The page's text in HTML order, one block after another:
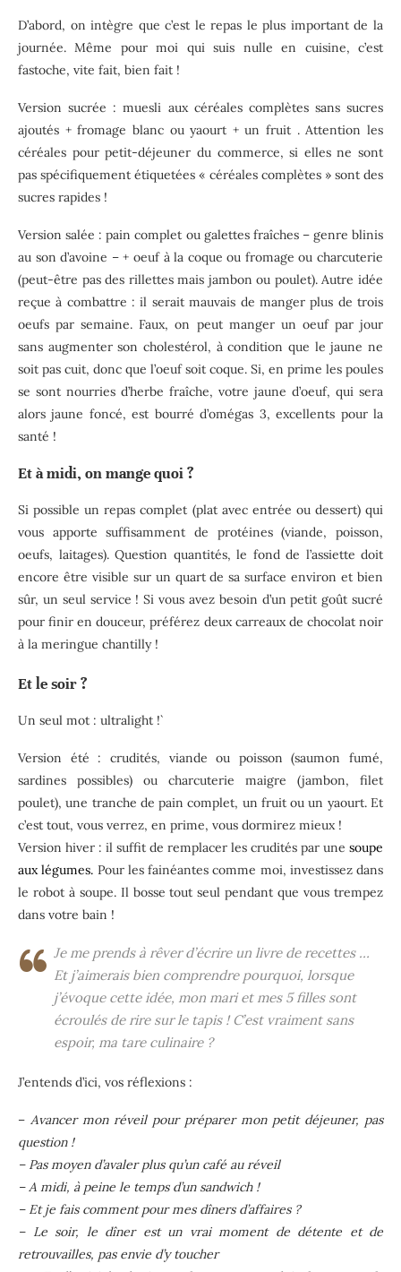
D’abord, on intègre que c’est le repas le plus important de la
journée. Même pour moi qui suis nulle en cuisine, c’est
fastoche, vite fait, bien fait !
Version sucrée : muesli aux céréales complètes sans sucres
ajoutés + fromage blanc ou yaourt + un fruit . Attention les
céréales pour petit-déjeuner du commerce, si elles ne sont
pas spécifiquement étiquetées « céréales complètes » sont des
sucres rapides !
Version salée : pain complet ou galettes fraîches – genre blinis
au son d’avoine – + oeuf à la coque ou fromage ou charcuterie
(peut-être pas des rillettes mais jambon ou poulet). Autre idée
reçue à combattre : il serait mauvais de manger plus de trois
oeufs par semaine. Faux, on peut manger un oeuf par jour
sans augmenter son cholestérol, à condition que le jaune ne
soit pas cuit, donc que l’oeuf soit coque. Si, en prime les poules
se sont nourries d’herbe fraîche, votre jaune d’oeuf, qui sera
alors jaune foncé, est bourré d’omégas 3, excellents pour la
santé !
Et à midi, on mange quoi ?
Si possible un repas complet (plat avec entrée ou dessert) qui
vous apporte suffisamment de protéines (viande, poisson,
oeufs, laitages). Question quantités, le fond de l’assiette doit
encore être visible sur un quart de sa surface environ et bien
sûr, un seul service ! Si vous avez besoin d’un petit goût sucré
pour finir en douceur, préférez deux carreaux de chocolat noir
à la meringue chantilly !
Et le soir ?
Un seul mot : ultralight !`
Version été : crudités, viande ou poisson (saumon fumé,
sardines possibles) ou charcuterie maigre (jambon, filet
poulet), une tranche de pain complet, un fruit ou un yaourt. Et
c’est tout, vous verrez, en prime, vous dormirez mieux !
Version hiver : il suffit de remplacer les crudités par une soupe
aux légumes. Pour les fainéantes comme moi, investissez dans
le robot à soupe. Il bosse tout seul pendant que vous trempez
dans votre bain !
Je me prends à rêver d’écrire un livre de recettes …
Et j’aimerais bien comprendre pourquoi, lorsque
j’évoque cette idée, mon mari et mes 5 filles sont
écroulés de rire sur le tapis ! C’est vraiment sans
espoir, ma tare culinaire ?
J’entends d’ici, vos réflexions :
– Avancer mon réveil pour préparer mon petit déjeuner, pas
question !
– Pas moyen d’avaler plus qu’un café au réveil
– A midi, à peine le temps d’un sandwich !
– Et je fais comment pour mes dîners d’affaires ?
– Le soir, le dîner est un vrai moment de détente et de
retrouvailles, pas envie d’y toucher